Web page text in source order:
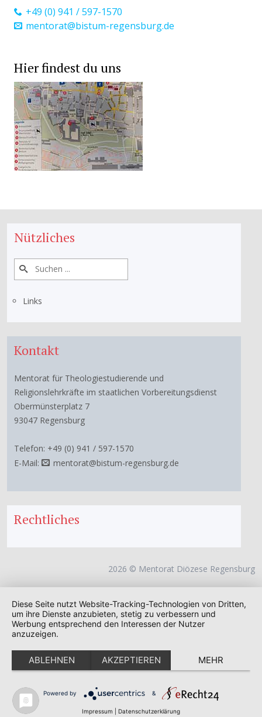
+49 (0) 941 / 597-1570
mentorat@bistum-regensburg.de
Hier findest du uns
Nützliches
Links
Kontakt
Mentorat für Theologiestudierende und
Religionslehrkräfte im staatlichen Vorbereitungsdienst
Obermünsterplatz 7
93047 Regensburg
Telefon: +49 (0) 941 / 597-1570
E-Mail:
mentorat@bistum-regensburg.de
Rechtliches
2026 © Mentorat Diözese Regensburg
Diese Seite nutzt Website-Tracking-Technologien von Dritten,
um ihre Dienste anzubieten, stetig zu verbessern und
Werbung entsprechend den Interessen der Nutzer
anzuzeigen.
ABLEHNEN AKZEPTIEREN MEHR
Powered by &
Impressum Datenschutzerklärung